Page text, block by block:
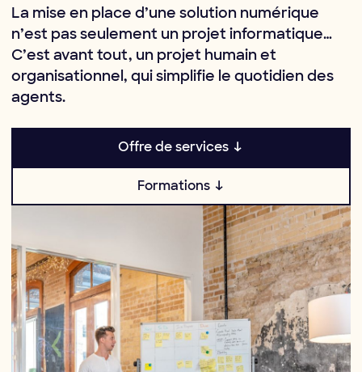
La mise en place d’une solution numérique
n’est pas seulement un projet informatique…
C’est avant tout, un projet humain et
organisationnel, qui simplifie le quotidien des
agents.
Offre de services ↓
Formations ↓